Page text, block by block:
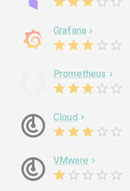
Grafana
Prometheus
Cloud
VMware